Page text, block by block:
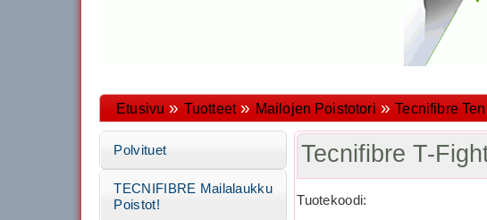
Etusivu » Tuotteet» Mailojen Poistotori »Tecnifibre
Tecnifibre T-
Tuotekoodi:
Polvituet
TECNIFIBRE Mailalaukku
Poistot!